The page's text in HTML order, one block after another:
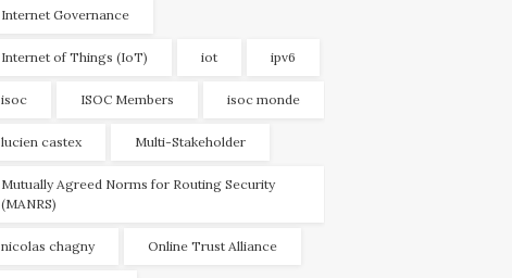
Internet Governance
Internet of Things (IoT) iot ipv6
isoc ISOC Members isoc monde
lucien castex Multi-Stakeholder
Mutually Agreed Norms for Routing Security
(MANRS)
nicolas chagny Online Trust Alliance